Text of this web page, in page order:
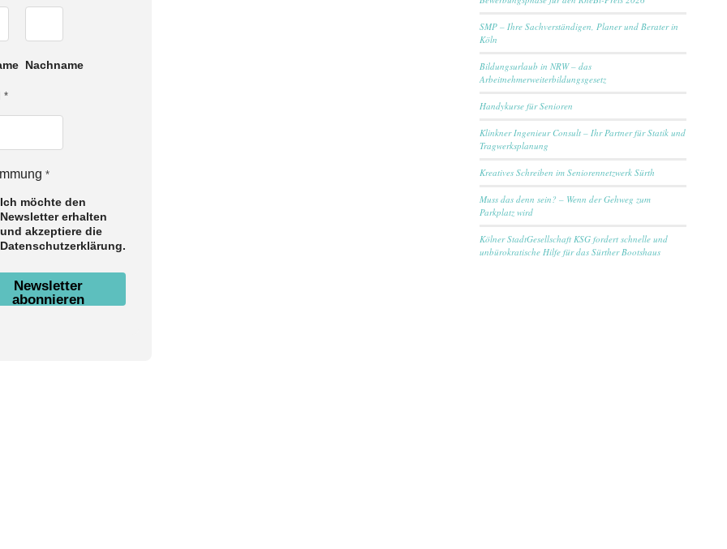
Nachname
*
*
Ich möchte den
Newsletter erhalten
und akzeptiere die
Datenschutzerklärung.
Newsletter
abonnieren
SMP – Ihre Sachverständigen, Planer und Berater in
Köln
Bildungsurlaub in NRW – das
Arbeitnehmerweiterbildungsgesetz
Handykurse für Senioren
Klinkner Ingenieur Consult – Ihr Partner für Statik und
Tragwerksplanung
Kreatives Schreiben im Seniorennetzwerk Sürth
Muss das denn sein? – Wenn der Gehweg zum
Parkplatz wird
Kölner StadtGesellschaft KSG fordert schnelle und
unbürokratische Hilfe für das Sürther Bootshaus